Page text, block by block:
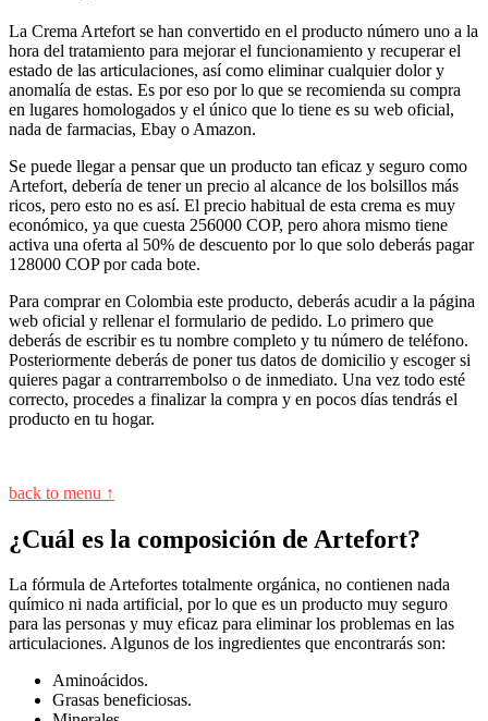
La Crema Artefort se han convertido en el producto número uno a la
hora del tratamiento para mejorar el funcionamiento y recuperar el
estado de las articulaciones, así como eliminar cualquier dolor y
anomalía de estas. Es por eso por lo que se recomienda su compra
en lugares homologados y el único que lo tiene es su web oficial,
nada de farmacias, Ebay o Amazon.
Se puede llegar a pensar que un producto tan eficaz y seguro como
Artefort, debería de tener un precio al alcance de los bolsillos más
ricos, pero esto no es así. El precio habitual de esta crema es muy
económico, ya que cuesta 256000 COP, pero ahora mismo tiene
activa una oferta al 50% de descuento por lo que solo deberás pagar
128000 COP por cada bote.
Para comprar en Colombia este producto, deberás acudir a la página
web oficial y rellenar el formulario de pedido. Lo primero que
deberás de escribir es tu nombre completo y tu número de teléfono.
Posteriormente deberás de poner tus datos de domicilio y escoger si
quieres pagar a contrarrembolso o de inmediato. Una vez todo esté
correcto, procedes a finalizar la compra y en pocos días tendrás el
producto en tu hogar.
back to menu ↑
¿Cuál es la composición de Artefort?
La fórmula de Artefortes totalmente orgánica, no contienen nada
químico ni nada artificial, por lo que es un producto muy seguro
para las personas y muy eficaz para eliminar los problemas en las
articulaciones. Algunos de los ingredientes que encontrarás son:
Aminoácidos.
Grasas beneficiosas.